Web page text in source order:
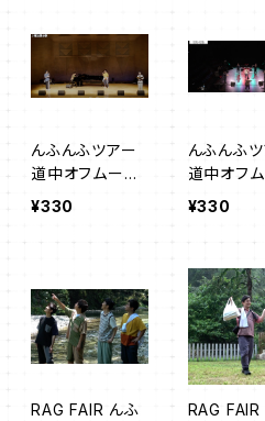
んふんふツアー
道中オフムービ
ー01
¥330
んふんふ
道中オフ
ー02
¥330
RAG FAIR んふ
RAG FAIR